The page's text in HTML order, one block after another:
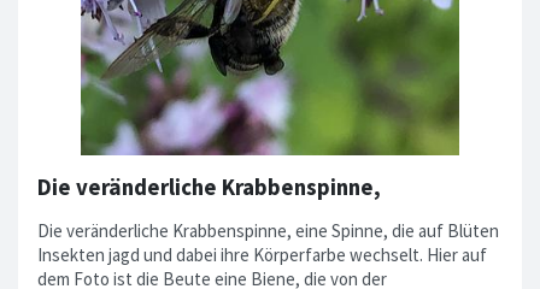
Die veränderliche Krabbenspinne,
Die veränderliche Krabbenspinne, eine Spinne, die auf Blüten
Insekten jagd und dabei ihre Körperfarbe wechselt. Hier auf
dem Foto ist die Beute eine Biene, die von der